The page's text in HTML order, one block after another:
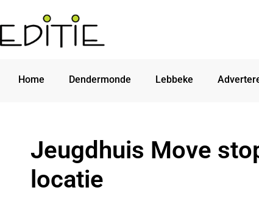
Home Dendermonde Lebbeke
Jeugdhuis Move
locatie